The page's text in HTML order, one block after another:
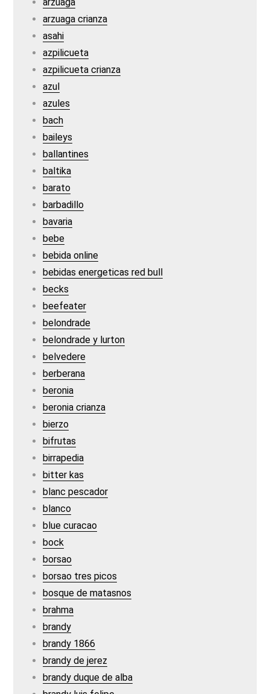
arzuaga crianza
asahi
azpilicueta
azpilicueta crianza
azul
azules
bach
baileys
ballantines
baltika
barato
barbadillo
bavaria
bebe
bebida online
bebidas energeticas red bull
becks
beefeater
belondrade
belondrade y lurton
belvedere
berberana
beronia
beronia crianza
bierzo
bifrutas
birrapedia
bitter kas
blanc pescador
blanco
blue curacao
bock
borsao
borsao tres picos
bosque de matasnos
brahma
brandy
brandy 1866
brandy de jerez
brandy duque de alba